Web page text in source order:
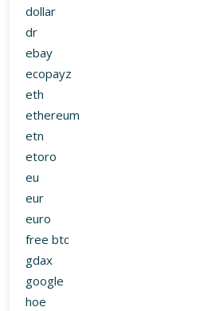
dollar
dr
ebay
ecopayz
eth
ethereum
etn
etoro
eu
eur
euro
free btc
gdax
google
hoe